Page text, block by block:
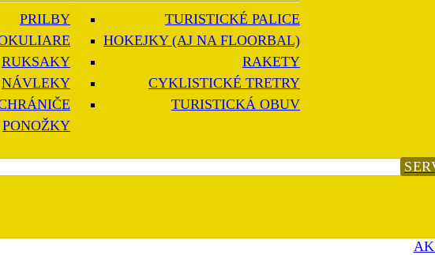
PRILBY
RUKSAKY
NÁVLEKY
PONOŽKY
TURISTICKÉ PALICE
HOKEJKY (AJ NA FLOORBAL)
RAKETY
CYKLISTICKÉ TRETRY
TURISTICKÁ OBUV